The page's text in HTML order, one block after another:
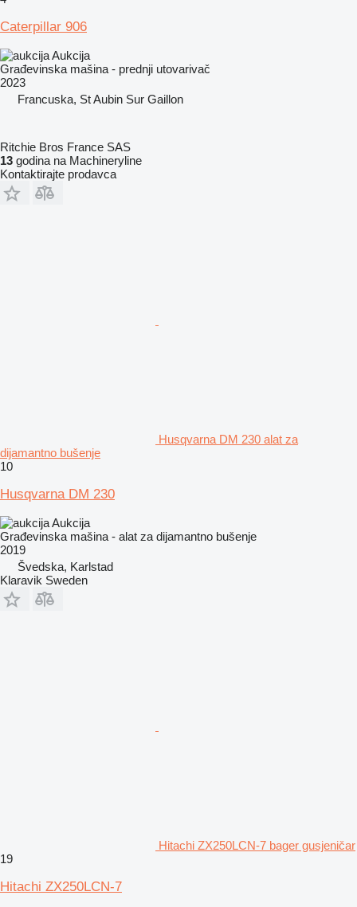
Caterpillar 906
Aukcija
Građevinska mašina - prednji utovarivač
2023
Francuska, St Aubin Sur Gaillon
Ritchie Bros France SAS
13 godina na Machineryline
Kontaktirajte prodavca
Husqvarna DM 230 alat za
dijamantno bušenje
10
Husqvarna DM 230
Aukcija
Građevinska mašina - alat za dijamantno bušenje
2019
Švedska, Karlstad
Klaravik Sweden
Hitachi ZX250LCN-7 bager gusjeničar
19
Hitachi ZX250LCN-7